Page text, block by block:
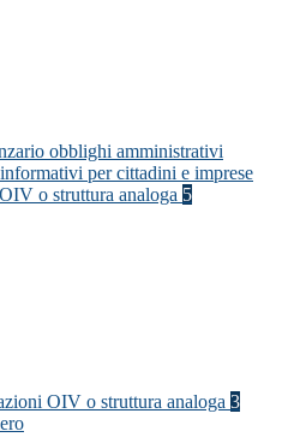
obblighi amministrativi
per cittadini e imprese
o struttura analoga 5
OIV o struttura analoga 3